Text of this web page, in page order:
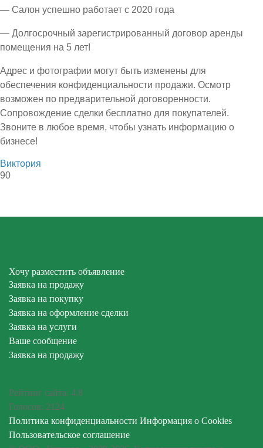
— Салон успешно работает с 2020 года
— Долгосрочный зарегистрированный договор аренды
помещения на 5 лет!
Адрес и фотографии могут быть изменены для
обеспечения конфиденциальности продажи. Осмотр
возможен по предварительной договоренности.
Сопровождение сделки бесплатно для покупателей.
Звоните в любое время, чтобы узнать информацию о
бизнесе!
Виктория
90
Хочу разместить объявление
Заявка на продажу
Заявка на покупку
Заявка на оформление сделки
Заявка на услуги
Ваше сообщение
Заявка на продажу
Рейтинг сайта: 4.8
Голосов: 2124
Политика конфиденциальности Информация о Cookies
Пользовательское соглашение